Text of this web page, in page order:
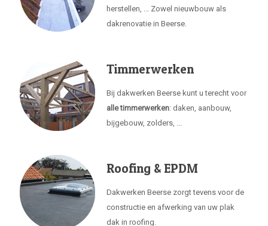
herstellen, ... Zowel nieuwbouw als
dakrenovatie in Beerse.
Timmerwerken
Bij dakwerken Beerse kunt u terecht voor
alle timmerwerken: daken, aanbouw,
bijgebouw, zolders, ...
Roofing & EPDM
Dakwerken Beerse zorgt tevens voor de
constructie en afwerking van uw plak
dak in roofing.